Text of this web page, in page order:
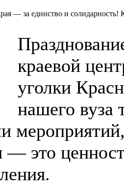
— за единство и
краевой
уголки
нашего вуза
— это